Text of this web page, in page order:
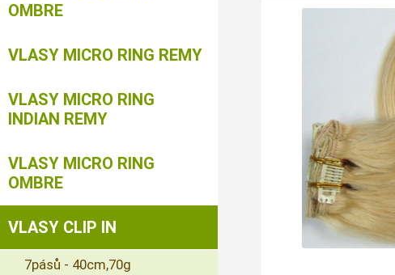
OMBRE
VLASY MICRO RING REMY
VLASY MICRO RING
INDIAN REMY
VLASY MICRO RING
OMBRE
VLASY CLIP IN
7pásů - 40cm,70g